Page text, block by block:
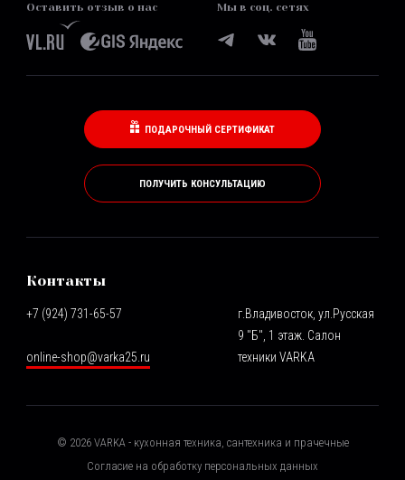
Оставить отзыв о нас Мы в соц. сетях
ПОДАРОЧНЫЙ СЕРТИФИКАТ
ПОЛУЧИТЬ КОНСУЛЬТАЦИЮ
Контакты
+7 (924) 731-65-57
online-shop@varka25.ru
г.Владивосток, ул.Русская
9 "Б", 1 этаж. Салон
техники VARKA
© 2026VARKA - кухонная техника, сантехника и прачечные
Согласие на обработку персональных данных